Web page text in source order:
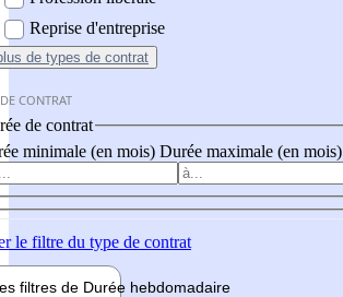
Reprise d'entreprise
de types de contrat
CONTRAT
de contrat
minimale (en mois) Durée maximale (en mois)
le filtre du type de contrat
filtres de Durée hebdomadaire